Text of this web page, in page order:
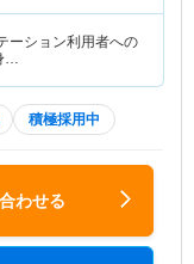
ーション利用者への
…
積極採用中
わせる